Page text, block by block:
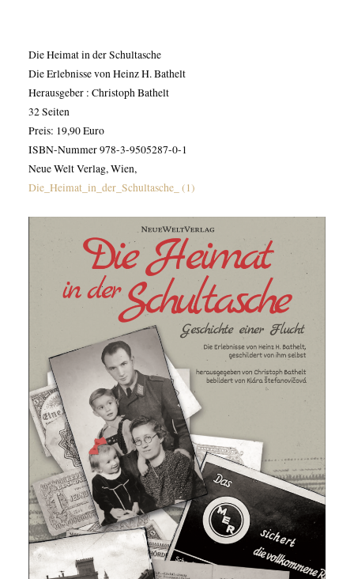
Die Heimat in der Schultasche
Die Erlebnisse von Heinz H. Bathelt
Herausgeber : Christoph Bathelt
32 Seiten
Preis: 19,90 Euro
ISBN-Nummer 978-3-9505287-0-1
Neue Welt Verlag, Wien,
Die_Heimat_in_der_Schultasche_ (1)